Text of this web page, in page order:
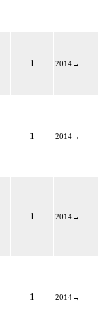
1 2014→
1 2014→
1 2014→
1 2014→